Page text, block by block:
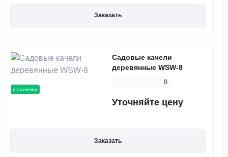
Заказать
в наличии
Садовые качели
деревянные WSW-8
0
Уточняйте цену
Заказать